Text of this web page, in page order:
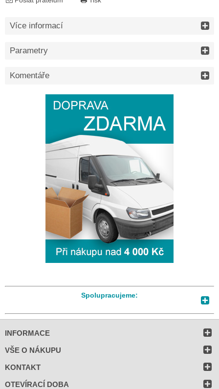
Více informací
Parametry
Komentáře
Spolupracujeme:
INFORMACE
VŠE O NÁKUPU
KONTAKT
OTEVÍRACÍ DOBA